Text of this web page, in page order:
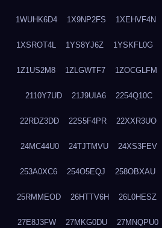
1WUHK6D4 1X9NP2FS 1XEHVF4N
1XSROT4L 1YS8YJ6Z 1YSKFL0G
1Z1US2M8 1ZLGWTF7 1ZOCGLFM
2110Y7UD 21J9UIA6 2254Q10C
22RDZ3DD 22S5F4PR 22XXR3UO
24MC44U0 24TJTMVU 24XS3FEV
253A0XC6 254O5EQJ 258OBXAU
25RMMEOD 26HTTV6H 26L0HESZ
27E8J3FW 27MKG0DU 27MNQPU0